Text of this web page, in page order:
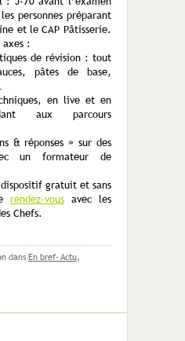
personnes préparant
et le CAP Pâtisserie.
:
de révision : tout
pâtes de base,
en live et en
aux parcours
& réponses » sur des
un formateur de
​gratuit et sans
rendez-vous avec les
Chefs.
dans En bref- Actu,